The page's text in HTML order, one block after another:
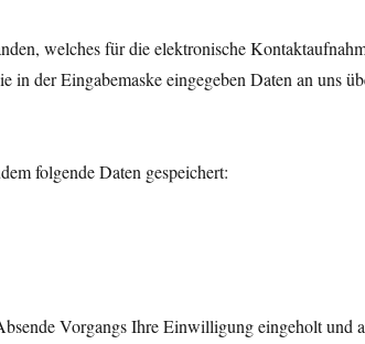
welches für die elektronische
der Eingabemaske eingegeben Daten an uns
folgende Daten gespeichert:
Vorgangs Ihre Einwilligung eingeholt und